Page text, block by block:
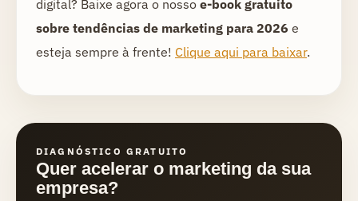
digital? Baixe agora o nossoe-book gratuito
sobre tendências de marketing para 2026 e
esteja sempre à frente! Clique aqui para baixar.
DIAGNÓSTICO GRATUITO
Quer acelerar o marketing da sua
empresa?